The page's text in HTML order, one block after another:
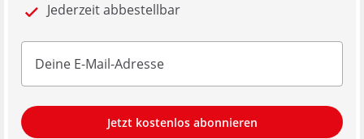
Jederzeit abbestellbar
Jetzt kostenlos abonnieren